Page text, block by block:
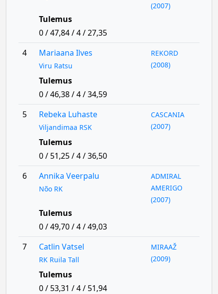
(2007)
Tulemus
0 / 47,84 / 4 / 27,35
4
Mariaana Ilves
Viru Ratsu
REKORD
(2008)
Tulemus
0 / 46,38 / 4 / 34,59
5
Rebeka Luhaste
Viljandimaa RSK
CASCANIA
(2007)
Tulemus
0 / 51,25 / 4 / 36,50
6
Annika Veerpalu
Nõo RK
ADMIRAL
AMERIGO
(2007)
Tulemus
0 / 49,70 / 4 / 49,03
7
Catlin Vatsel
RK Ruila Tall
MIRAAŽ
(2009)
Tulemus
0 / 53,31 / 4 / 51,94